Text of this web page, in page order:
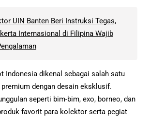
UIN Banten Beri Instruksi Tegas,
Internasional di Filipina Wajib
Indonesia dikenal sebagai salah satu
dengan desain eksklusif.
seperti bim-bim, exo, borneo, dan
favorit para kolektor serta pegiat